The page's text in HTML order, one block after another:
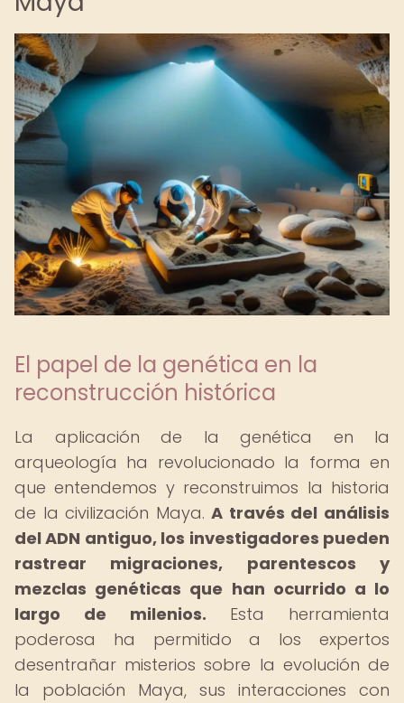
El papel de la genética en la
reconstrucción histórica
La aplicación de la genética en la
arqueología ha revolucionado la forma en
que entendemos y reconstruimos la historia
de la civilización Maya.A través del análisis
del ADN antiguo, los investigadores pueden
rastrear migraciones, parentescos y
mezclas genéticas que han ocurrido a lo
largo de milenios. Esta herramienta
poderosa ha permitido a los expertos
desentrañar misterios sobre la evolución de
la población Maya, sus interacciones con